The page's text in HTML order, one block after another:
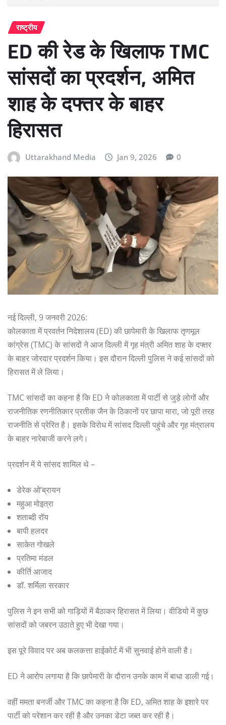
राष्ट्रीय
ED की रेड के खिलाफ TMC
सांसदों का प्रदर्शन, अमित
शाह के दफ्तर के बाहर
हिरासत
Uttarakhand Media Jan 9, 2026 0
नई दिल्ली, 9 जनवरी 2026:
कोलकाता में प्रवर्तन निदेशालय (ED) की छापेमारी के खिलाफ तृणमूल
कांग्रेस (TMC) के सांसदों ने आज दिल्ली में गृह मंत्री अमित शाह के दफ्तर
के बाहर जोरदार प्रदर्शन किया। इस दौरान दिल्ली पुलिस ने कई सांसदों को
हिरासत में ले लिया।
TMC सांसदों का कहना है कि ED ने कोलकाता में पार्टी से जुड़े लोगों और
राजनीतिक रणनीतिकार प्रतीक जैन के ठिकानों पर छापा मारा, जो पूरी तरह
राजनीति से प्रेरित है। इसके विरोध में सांसद दिल्ली पहुंचे और गृह मंत्रालय
के बाहर नारेबाजी करने लगे।
प्रदर्शन में ये सांसद शामिल थे –
डेरेक ओ’ब्रायन
महुआ मोइत्रा
शताब्दी रॉय
बापी हलदर
साकेत गोखले
प्रतिमा मंडल
कीर्ति आजाद
डॉ. शर्मिला सरकार
पुलिस ने इन सभी को गाड़ियों में बैठाकर हिरासत में लिया। वीडियो में कुछ
सांसदों को जबरन उठाते हुए भी देखा गया।
इस पूरे विवाद पर अब कलकत्ता हाईकोर्ट में भी सुनवाई होने वाली है।
ED ने आरोप लगाया है कि छापेमारी के दौरान उनके काम में बाधा डाली गई।
वहीं ममता बनर्जी और TMC का कहना है कि ED, अमित शाह के इशारे पर
पार्टी को परेशान कर रही है और उनका डेटा जब्त कर रही है।